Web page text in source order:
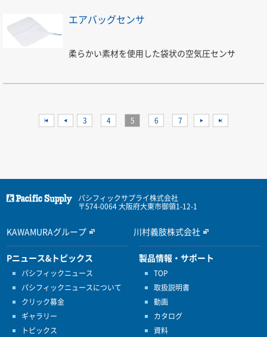
エアバッグセンサ
柔らかい素材を使用した袋状の空気圧センサ
3 4 5 6 7
パシフィックサプライ株式会社
〒574-0064 大阪府大東市御領1-12-1
KAWAMURAグループ 川村義肢株式会社
Pニュース&トピックス
パシフィックニュース
パシフィックニュースについて
クリック募金
ギャラリー
トピックス
製品情報・サポート
TOP
取扱説明書
動画
カタログ
資料